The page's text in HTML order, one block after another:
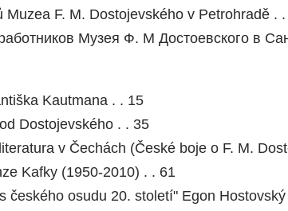
F. M. Dostojevského v Petrohradě .
Музея Ф. М Достоевского в
Kautmana . . 15
Dostojevského . . 35
v Čechách (České boje o F. M.
Kafky (1950-2010) . . 61
českého osudu 20. století" Egon